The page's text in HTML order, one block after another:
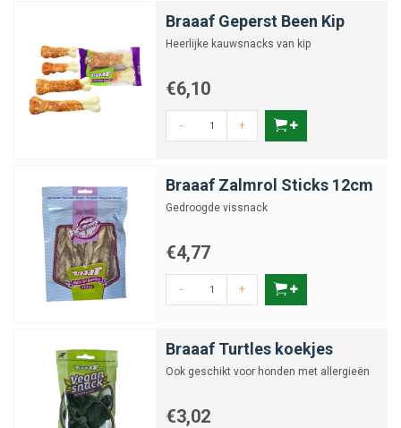
Braaaf Geperst Been Kip
Heerlijke kauwsnacks van kip
€6,10
- +
Braaaf Zalmrol Sticks 12cm
Gedroogde vissnack
€4,77
- +
Braaaf Turtles koekjes
Ook geschikt voor honden met allergieën
€3,02